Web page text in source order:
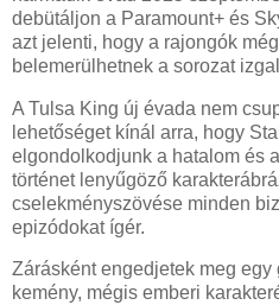
debütáljon a Paramount+ és
azt jelenti, hogy a rajongók
belemerülhetnek a sorozat
A Tulsa King új évada nem
lehetőséget kínál arra, hogy
elgondolkodjunk a hatalom és
történet lenyűgöző
cselekményszövése minden
epizódokat ígér.
Zárásként engedjetek meg
kemény, mégis emberi